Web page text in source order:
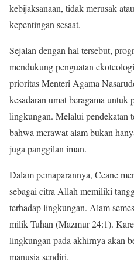
kebijaksanaan, tidak merusak
kepentingan sesaat.
Sejalan dengan hal tersebut,
mendukung penguatan
prioritas Menteri Agama
kesadaran umat beragama untuk
lingkungan. Melalui pendekatan
bahwa merawat alam bukan
juga panggilan iman.
Dalam pemaparannya, Ceane
sebagai citra Allah memiliki
terhadap lingkungan. Alam
milik Tuhan (Mazmur 24:1).
lingkungan pada akhirnya akan
manusia sendiri.